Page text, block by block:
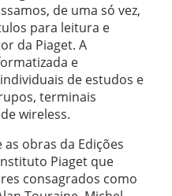
de uma só vez,
para leitura e
da Piaget. A
e
de estudos e
terminais
wireless.
obras da Edições
Piaget que
consagrados como